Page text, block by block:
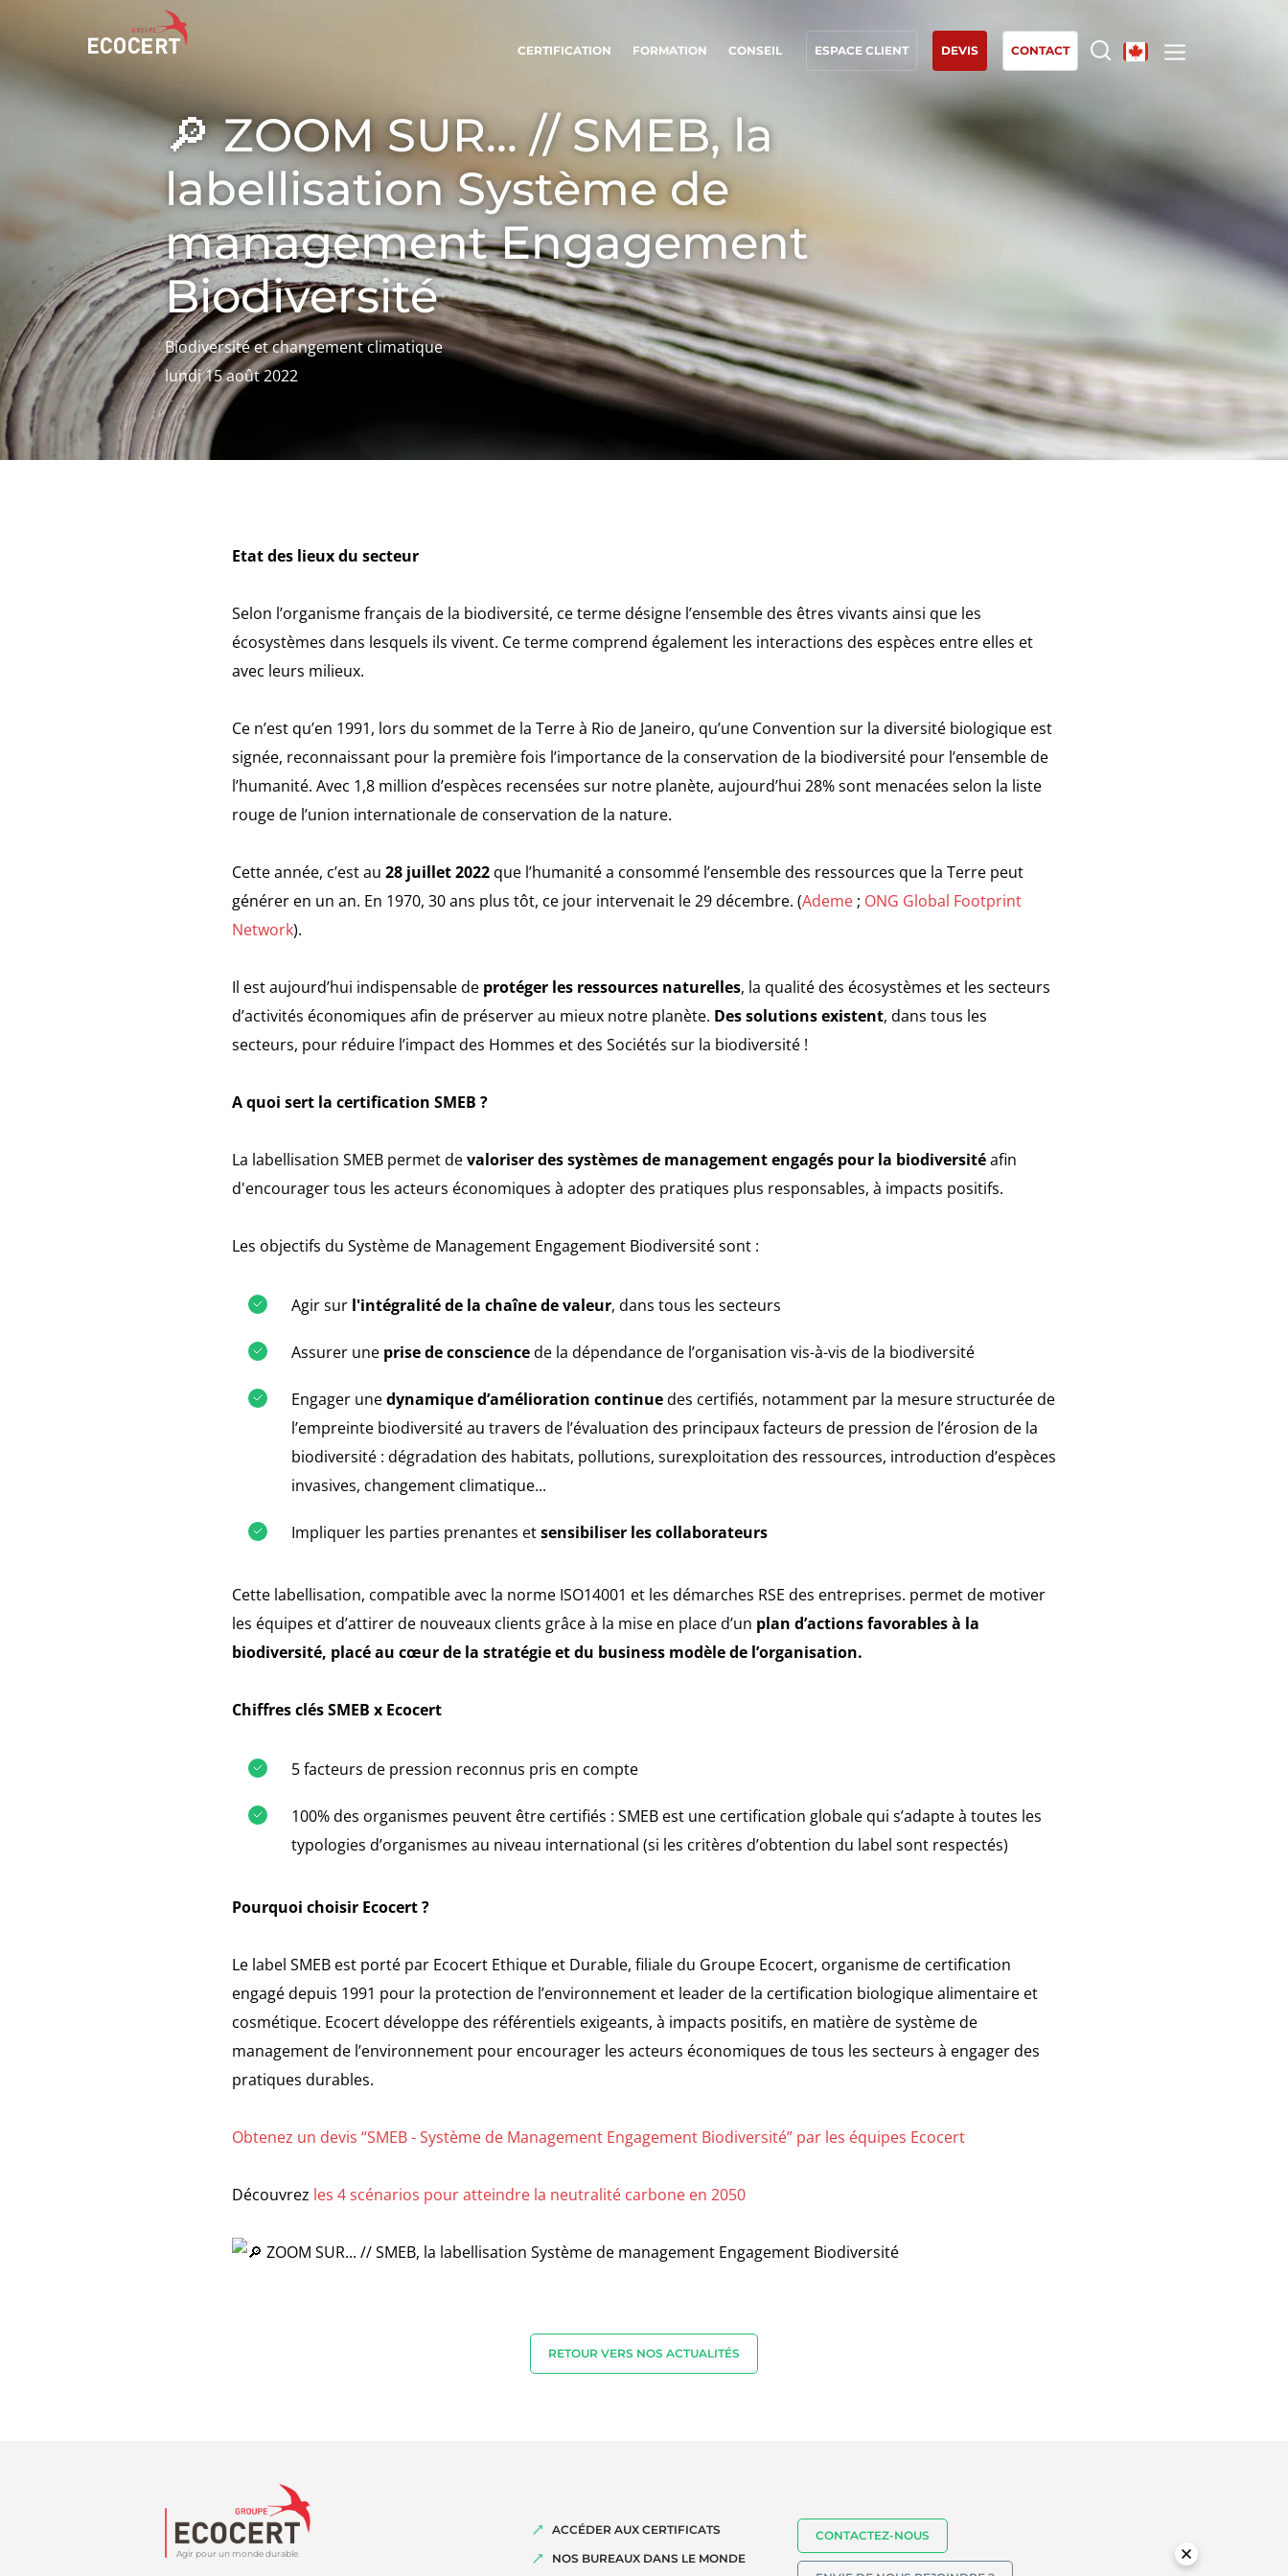
CERTIFICATION FORMATION CONSEIL ESPACE CLIENT DEVIS CONTACT
Certification
Formation
ECOCERT
Qui sommes nous ?
Actualités
Carrières
NOS ENGAGEMENTS RSE
Agir via nos prestations
Progresser avec nos équipes
S’investir pour notre environnement
Innover avec notre écosystème
NOS SECTEURS D'ACTIVITÉ
Cosmétique
Textile
Bois et forêt
Produits de la maison
Matériaux durables
Agrofourniture
Agriculture biologique
Biodiversité et changement climatique
Allégations environnementales
🔎 ZOOM SUR... // SMEB, la
labellisation Système de
management Engagement
Biodiversité
Biodiversité et changement climatique
lundi 15 août 2022
Etat des lieux du secteur
Selon l’organisme français de la biodiversité, ce terme désigne l’ensemble des êtres vivants ainsi que les
écosystèmes dans lesquels ils vivent. Ce terme comprend également les interactions des espèces entre elles et
avec leurs milieux.
Ce n’est qu’en 1991, lors du sommet de la Terre à Rio de Janeiro, qu’une Convention sur la diversité biologique est
signée, reconnaissant pour la première fois l’importance de la conservation de la biodiversité pour l’ensemble de
l’humanité. Avec 1,8 million d’espèces recensées sur notre planète, aujourd’hui 28% sont menacées selon la liste
rouge de l’union internationale de conservation de la nature.
Cette année, c’est au 28 juillet 2022 que l’humanité a consommé l’ensemble des ressources que la Terre peut
générer en un an. En 1970, 30 ans plus tôt, ce jour intervenait le 29 décembre. (Ademe ; ONG Global Footprint
Network).
Il est aujourd’hui indispensable de protéger les ressources naturelles, la qualité des écosystèmes et les secteurs
d’activités économiques afin de préserver au mieux notre planète. Des solutions existent, dans tous les
secteurs, pour réduire l’impact des Hommes et des Sociétés sur la biodiversité !
A quoi sert la certification SMEB ?
La labellisation SMEB permet devaloriser des systèmes de management engagés pour la biodiversitéafin
d'encourager tous les acteurs économiques à adopter des pratiques plus responsables, à impacts positifs.
Les objectifs du Système de Management Engagement Biodiversité sont :
Agir sur l'intégralité de la chaîne de valeur, dans tous les secteurs
Assurer une prise de consciencede la dépendance de l’organisation vis-à-vis de la biodiversité
Engager unedynamique d’amélioration continuedes certifiés, notamment par la mesure structurée de
l’empreinte biodiversité au travers de l’évaluation des principaux facteurs de pression de l’érosion de la
biodiversité : dégradation des habitats, pollutions, surexploitation des ressources, introduction d’espèces
invasives, changement climatique...
Impliquer les parties prenantes etsensibiliser les collaborateurs
Cette labellisation, compatible avec la norme ISO14001 et les démarches RSE des entreprises. permet de motiver
les équipes et d’attirer de nouveaux clients grâce à la mise en place d’un plan d’actions favorables à la
biodiversité, placé au cœur de la stratégie et du business modèle de l’organisation.
Chiffres clés SMEB x Ecocert
5 facteurs de pression reconnus pris en compte
100% des organismes peuvent être certifiés : SMEB est une certification globale qui s’adapte à toutes les
typologies d’organismes au niveau international (si les critères d’obtention du label sont respectés)
Pourquoi choisir Ecocert ?
Le label SMEB est porté par Ecocert Ethique et Durable, filiale du Groupe Ecocert, organisme de certification
engagé depuis 1991 pour la protection de l’environnement et leader de la certification biologique alimentaire et
cosmétique. Ecocert développe des référentiels exigeants, à impacts positifs, en matière de système de
management de l’environnement pour encourager les acteurs économiques de tous les secteurs à engager des
pratiques durables.
Obtenez un devis “SMEB - Système de Management Engagement Biodiversité” par les équipes Ecocert
Découvrez les 4 scénarios pour atteindre la neutralité carbone en 2050
RETOUR VERS NOS ACTUALITÉS
Agir pour un monde durable
ACCÉDER AUX CERTIFICATS
NOS BUREAUX DANS LE MONDE
CONTACTEZ-NOUS